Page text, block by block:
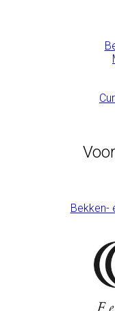
Bekken-